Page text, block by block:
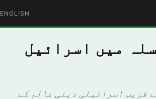
ENGLISH
میں اسرائیل
قریب اسرائیلی دینی عالم کے